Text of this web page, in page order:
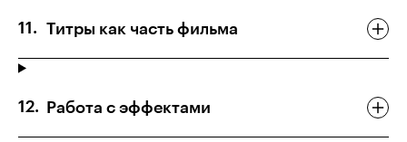
Титры как часть фильма
Работа с эффектами